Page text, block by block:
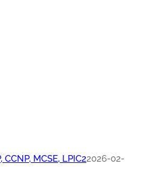
CCNP, MCSE, LPIC22026-02-